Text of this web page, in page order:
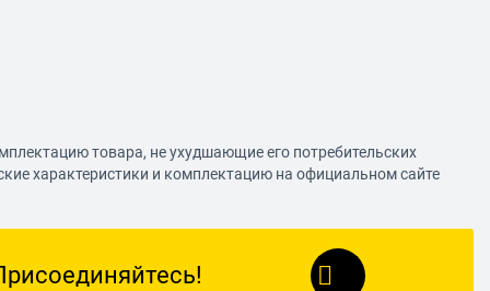
товара, не ухудшающие его потребительских
характеристики и комплектацию на официальном сайте